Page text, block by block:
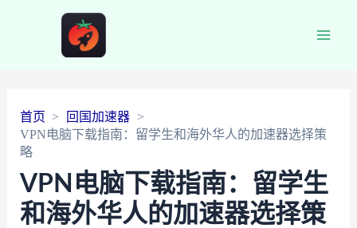
首页
回国加速器
VPN电脑下载指南：留学生和海外华人的加速器选择策
略
VPN电脑下载指南：留学生
和海外华人的加速器选择策